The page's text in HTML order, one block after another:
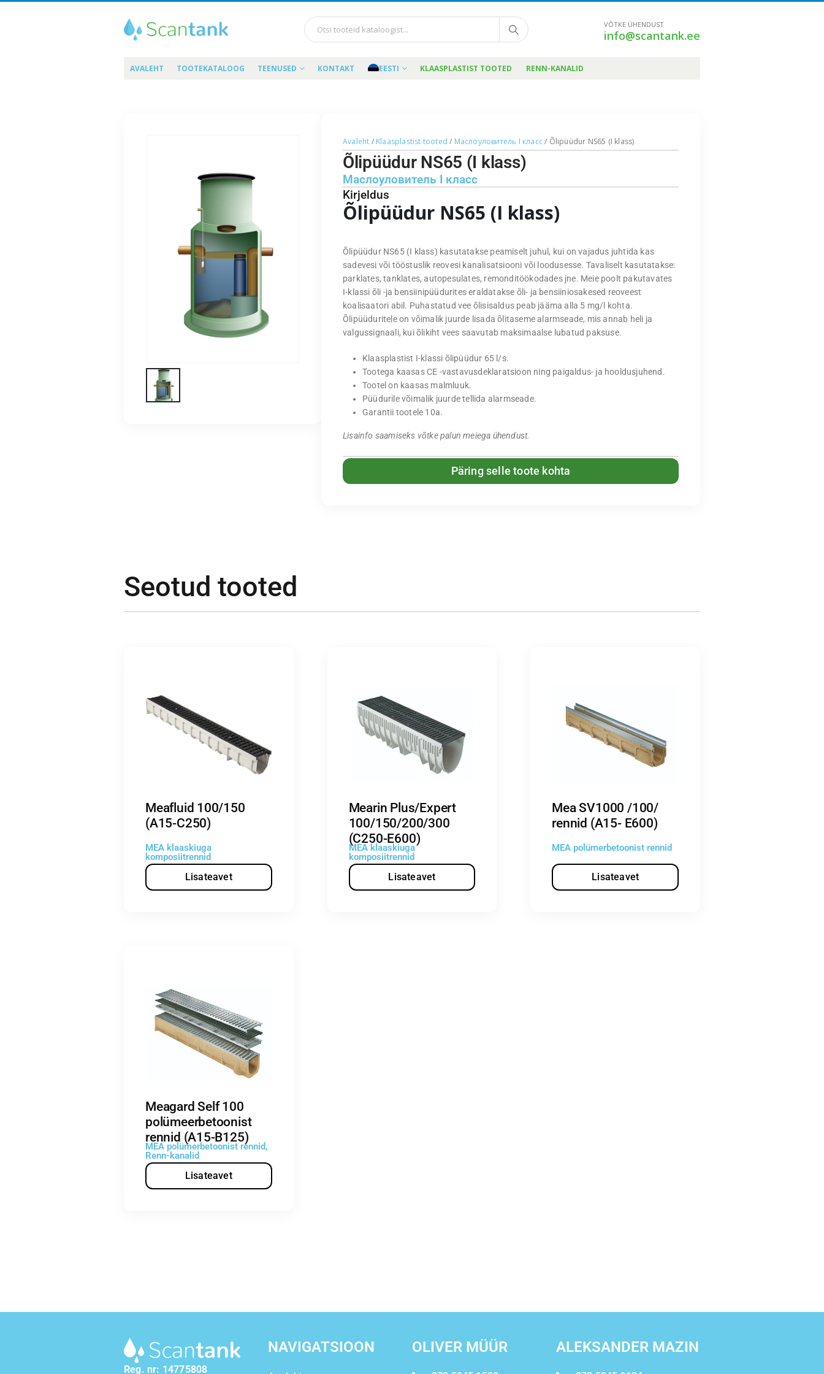
VÕTKE ÜHENDUST
info@scantank.ee
AVALEHT TOOTEKATALOOG TEENUSED KONTAKT EESTI KLAASPLASTIST TOOTED RENN-KANALID
Avaleht / Klaasplastist tooted / Маслоуловитель I класс/ Õlipüüdur NS65 (I klass)
Õlipüüdur NS65 (I klass)
Маслоуловитель I класс
Kirjeldus
Õlipüüdur NS65 (I klass)
Õlipüüdur NS65 (I klass) kasutatakse peamiselt juhul, kui on vajadus juhtida kas
sadevesi või tööstuslik reovesi kanalisatsiooni või loodusesse. Tavaliselt kasutatakse:
parklates, tanklates, autopesulates, remonditöökodades jne. Meie poolt pakutavates
I-klassi õli -ja bensiinipüüdurites eraldatakse õli- ja bensiiniosakesed reoveest
koalisaatori abil. Puhastatud vee õlisisaldus peab jääma alla 5 mg/l kohta.
Õlipüüduritele on võimalik juurde lisada õlitaseme alarmseade, mis annab heli ja
valgussignaali, kui õlikiht vees saavutab maksimaalse lubatud paksuse.
Klaasplastist I-klassi õlipüüdur 65 l/s.
Tootega kaasas CE -vastavusdeklaratsioon ning paigaldus- ja hooldusjuhend.
Tootel on kaasas malmluuk.
Püüdurile võimalik juurde tellida alarmseade.
Garantii tootele 10a.
Lisainfo saamiseks võtke palun meiega ühendust.
Päring selle toote kohta
Seotud tooted
Meafluid 100/150
(A15-C250)
MEA klaaskiuga
komposiitrennid
Lisateavet
Mearin Plus/Expert
100/150/200/300
(C250-E600)
MEA klaaskiuga
komposiitrennid
Lisateavet
Mea SV1000 /100/
rennid (A15- E600)
MEA polümerbetoonist rennid
Lisateavet
Meagard Self 100
polümeerbetoonist
rennid (A15-B125)
MEA polümerbetoonist rennid,
Renn-kanalid
Lisateavet
Reg. nr: 14775808
NAVIGATSIOON OLIVER MÜÜR ALEKSANDER MAZIN